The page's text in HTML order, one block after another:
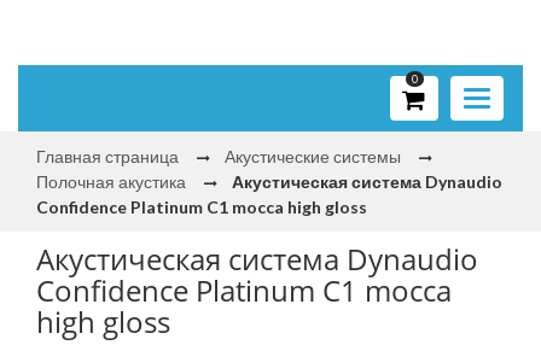
Toggle
0
Главная страница
Акустические системы
Полочная акустика
Акустическая система Dynaudio
Confidence Platinum C1 mocca high gloss
Акустическая система Dynaudio
Confidence Platinum C1 mocca
high gloss